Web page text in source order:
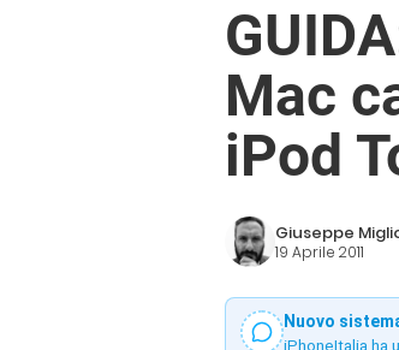
Mac
iPod
Giuseppe
19 Aprile 2011
Nuovo
iPhoneItalia ha